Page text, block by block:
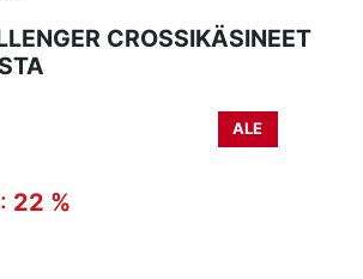
CROSSIKÄSINEET
ALE
22 %